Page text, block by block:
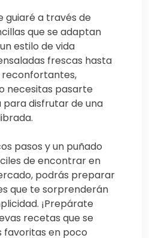
guiaré a través de
que se adaptan
estilo de vida
frescas hasta
necesitas pasarte
para disfrutar de una
pasos y un puñado
de encontrar en
podrás preparar
que te sorprenderán
¡Prepárate
recetas que se
en poco